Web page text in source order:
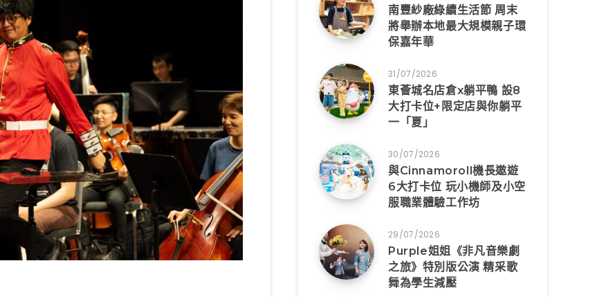
南豐紗廠綠續生活節 周末
將舉辦本地最大規模親子環
保嘉年華
31/07/2026
東薈城名店倉x躺平鴨 設8
大打卡位+限定店與你躺平
一「夏」
30/07/2026
與Cinnamoroll機長遨遊
6大打卡位 玩小機師及小空
服職業體驗工作坊
29/07/2026
Purple姐姐《非凡音樂劇
之旅》特別版公演 精采歌
舞為學生減壓